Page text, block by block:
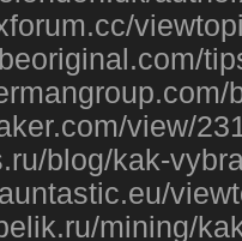
view/
blog/kak-
mining/